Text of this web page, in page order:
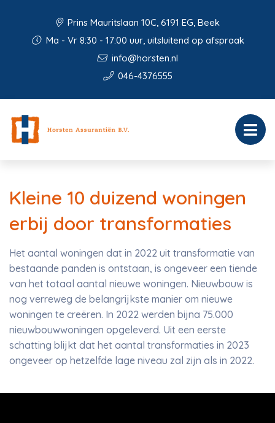
Prins Mauritslaan 10C, 6191 EG, Beek
Ma - Vr 8:30 - 17:00 uur, uitsluitend op afspraak
info@horsten.nl
046-4376555
Kleine 10 duizend woningen
erbij door transformaties
Het aantal woningen dat in 2022 uit transformatie van
bestaande panden is ontstaan, is ongeveer een tiende
van het totaal aantal nieuwe woningen. Nieuwbouw is
nog verreweg de belangrijkste manier om nieuwe
woningen te creëren. In 2022 werden bijna 75.000
nieuwbouwwoningen opgeleverd. Uit een eerste
schatting blijkt dat het aantal transformaties in 2023
ongeveer op hetzelfde lage niveau zal zijn als in 2022.